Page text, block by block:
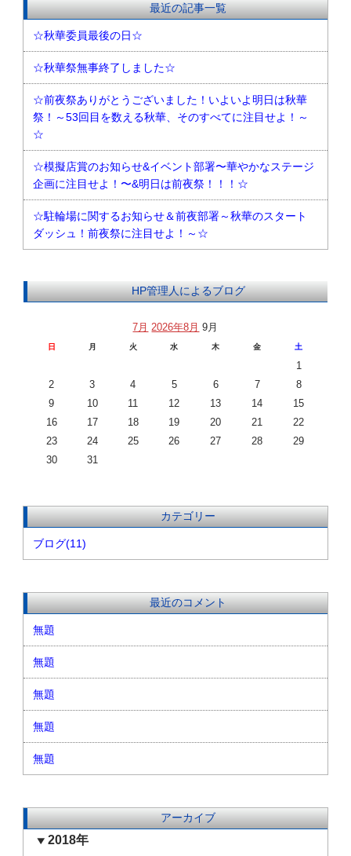
最近の記事一覧
☆秋華委員最後の日☆
☆秋華祭無事終了しました☆
☆前夜祭ありがとうございました！いよいよ明日は秋華
祭！～53回目を数える秋華、そのすべてに注目せよ！～
☆
☆模擬店賞のお知らせ&イベント部署〜華やかなステージ
企画に注目せよ！〜&明日は前夜祭！！！☆
☆駐輪場に関するお知らせ＆前夜部署～秋華のスタート
ダッシュ！前夜祭に注目せよ！～☆
HP管理人によるブログ
7月 2026年8月 9月
日 月 火 水 木 金 土
1
2
3 4 5 6 7
8
9
10 11 12 13 14
15
16
17 18 19 20 21
22
23
24 25 26 27 28
29
30
31
カテゴリー
ブログ(11)
最近のコメント
無題
無題
無題
無題
無題
アーカイブ
2018年